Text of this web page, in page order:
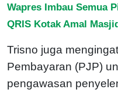
Wapres Imbau Semua
QRIS Kotak Amal
Trisno juga
Pembayaran (PJP)
pengawasan